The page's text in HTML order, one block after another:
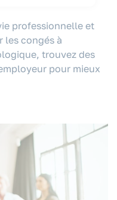
professionnelle et
les congés à
trouvez des
pour mieux